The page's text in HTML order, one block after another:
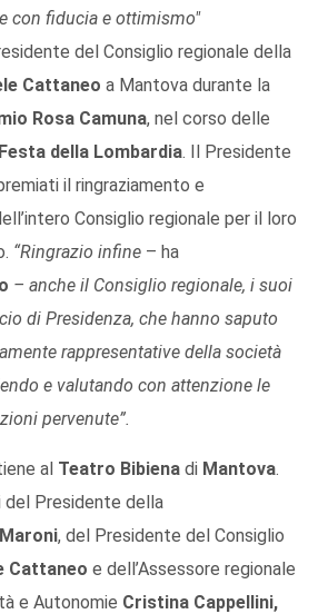
con fiducia e ottimismo"
del Consiglio regionale della
Cattaneo a Mantova durante la
Rosa Camuna, nel corso delle
Festa della Lombardia. Il Presidente
il ringraziamento e
Consiglio regionale per il loro
“Ringrazio infine – ha
– anche il Consiglio regionale, i suoi
di Presidenza, che hanno saputo
rappresentative della società
e valutando con attenzione le
pervenute”.
al Teatro Bibiena di Mantova.
Presidente della
, del Presidente del Consiglio
Cattaneo e dell’Assessore regionale
e Autonomie Cristina Cappellini,